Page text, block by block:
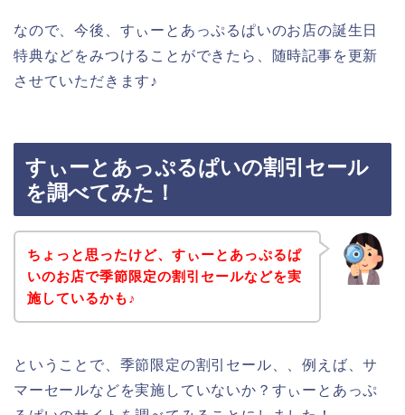
なので、今後、すぃーとあっぷるぱいのお店の誕生日
特典などをみつけることができたら、随時記事を更新
させていただきます♪
すぃーとあっぷるぱいの割引セール
を調べてみた！
ちょっと思ったけど、すぃーとあっぷるぱ
いのお店で季節限定の割引セールなどを実
施しているかも♪
ということで、季節限定の割引セール、、例えば、サ
マーセールなどを実施していないか？すぃーとあっぷ